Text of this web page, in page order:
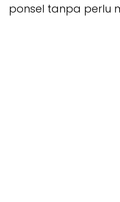
ponsel tanpa perlu